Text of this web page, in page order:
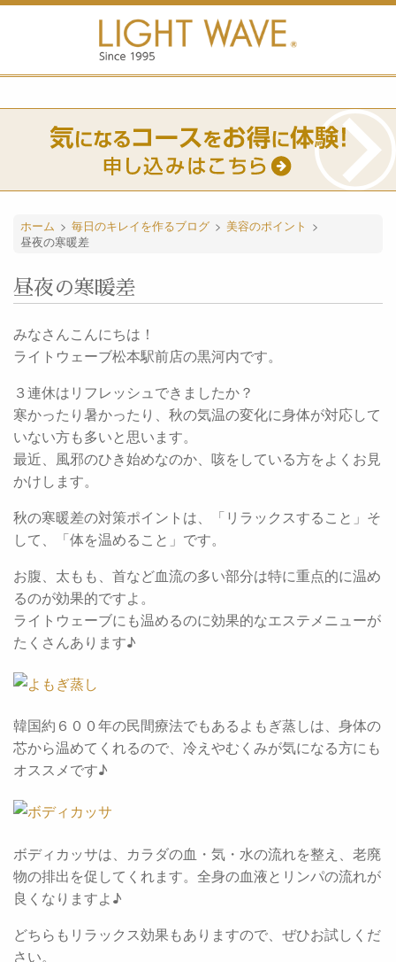
ホーム > 毎日のキレイを作るブログ > 美容のポイント >
昼夜の寒暖差
昼夜の寒暖差
みなさんこんにちは！
ライトウェーブ松本駅前店の黒河内です。
３連休はリフレッシュできましたか？
寒かったり暑かったり、秋の気温の変化に身体が対応して
いない方も多いと思います。
最近、風邪のひき始めなのか、咳をしている方をよくお見
かけします。
秋の寒暖差の対策ポイントは、「リラックスすること」そ
して、「体を温めること」です。
お腹、太もも、首など血流の多い部分は特に重点的に温め
るのが効果的ですよ。
ライトウェーブにも温めるのに効果的なエステメニューが
たくさんあります♪
韓国約６００年の民間療法でもあるよもぎ蒸しは、身体の
芯から温めてくれるので、冷えやむくみが気になる方にも
オススメです♪
ボディカッサは、カラダの血・気・水の流れを整え、老廃
物の排出を促してくれます。全身の血液とリンパの流れが
良くなりますよ♪
どちらもリラックス効果もありますので、ぜひお試しくだ
さい。